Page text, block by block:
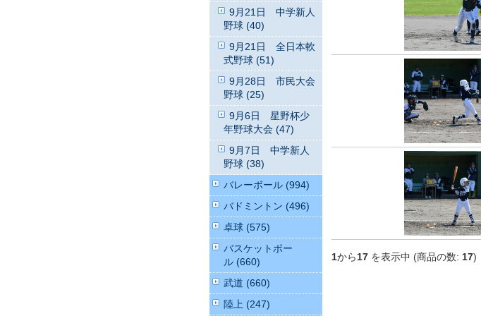
1から17 を表示中 (商品の数: 17)
9月21日 中学新人
野球 (40)
9月21日 全日本軟
式野球 (51)
9月28日 市民大会
野球 (25)
9月6日 星野杯少
年野球大会 (47)
9月7日 中学新人
野球 (38)
バレーボール (994)
バドミントン (496)
卓球 (575)
バスケットボー
ル (660)
武道 (660)
陸上 (247)